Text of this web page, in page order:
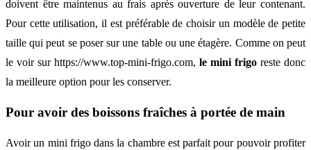
doivent être maintenus au frais après ouverture de leur contenant.
Pour cette utilisation, il est préférable de choisir un modèle de petite
taille qui peut se poser sur une table ou une étagère. Comme on peut
le voir sur https://www.top-mini-frigo.com, le mini frigo reste donc
la meilleure option pour les conserver.
Pour avoir des boissons fraîches à portée de main
Avoir un mini frigo dans la chambre est parfait pour pouvoir profiter